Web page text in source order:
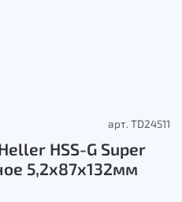
арт. TD24511
HSS-G Super
5,2х87х132мм